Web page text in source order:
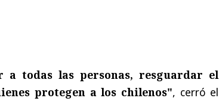
a todas las personas, resguardar el
protegen a los chilenos", cerró el